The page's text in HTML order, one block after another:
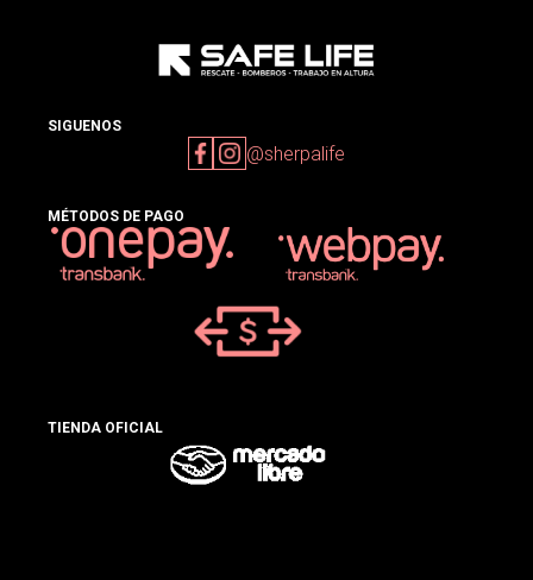
SIGUENOS
@sherpalife
MÉTODOS DE PAGO
TIENDA OFICIAL